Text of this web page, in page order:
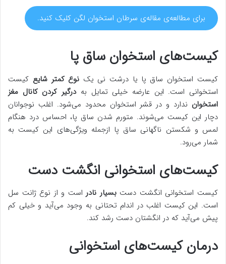
برای مطالعه‌ی مقاله‌ی سرطان استخوان لگن کلیک کنید.
کیست‌های استخوان ساق پا
کیست استخوان ساق پا یا درشت نی یک نوع کمتر شایع کیست
استخوانی است. این عارضه خیلی تمایل بهدرگیر کردن کانال مغز
استخوان ندارد و در قشر استخوان محدود می‌شود. اغلب نوجوانان
دچار این کیست می‌شوند. متورم شدن ساق پا، احساس درد هنگام
لمس و شکستن ناگهانی ساق پا ازجمله ویژگی‌های این کیست به‌
شمار می‌رود.
کیست‌های استخوانی انگشت دست
کیست استخوانی انگشت دست بسیار نادراست و از نوع ژانت سل
است. این کیست اغلب در اندام تحتانی به وجود می‌آید و خیلی کم
پیش می‌آید که در انگشتان دست رشد کند.
درمان کیست‌های استخوانی